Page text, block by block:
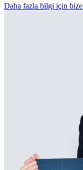
Daha fazla bilgi için bize